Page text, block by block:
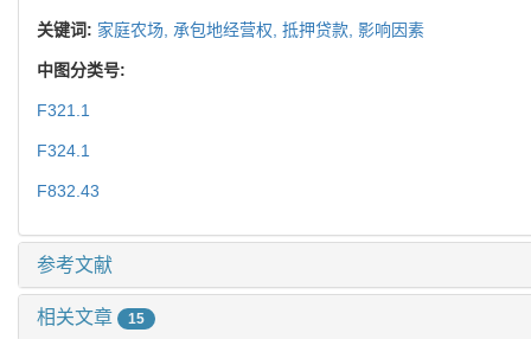
关键词: 家庭农场, 承包地经营权, 抵押贷款, 影响因素
中图分类号:
F321.1
F324.1
F832.43
参考文献
相关文章 15